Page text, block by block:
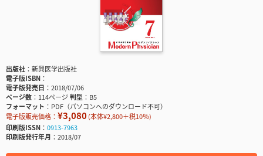
出版社
新興医学出版社
電子版ISBN
電子版発売日
2018/07/06
ページ数
114ページ判型
B5
フォーマット
PDF（パソコンへのダウンロード不可）
電子版販売価格： ¥3,080(本体¥2,800＋税10％)
印刷版ISSN
0913-7963
印刷版発行年月
2018/07